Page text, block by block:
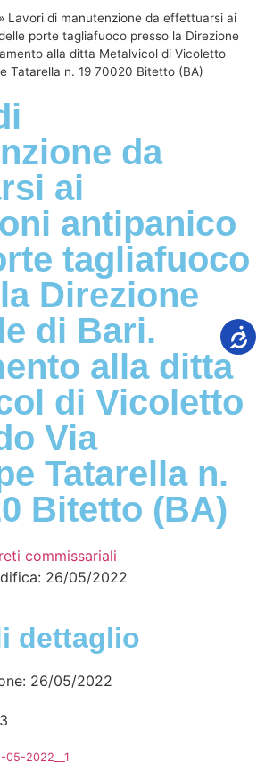
» Lavori di manutenzione da effettuarsi ai
porte tagliafuoco presso la Direzione
alla ditta Metalvicol di Vicoletto
Tatarella n. 19 70020 Bitetto (BA)
da
ai
antipanico
tagliafuoco
Direzione
di Bari.
alla ditta
di Vicoletto
Via
Tatarella n.
Bitetto (BA)
commissariali
26/05/2022
dettaglio
26/05/2022
05-2022__1